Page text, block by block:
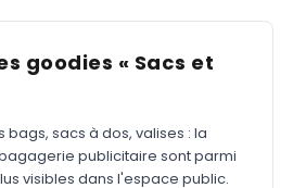
goodies « Sacs et
bags, sacs à dos, valises : la
publicitaire sont parmi
visibles dans l'espace public.